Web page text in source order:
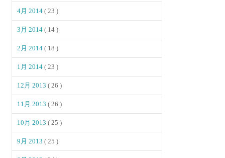
4月 2014( 23 )
3月 2014( 14 )
2月 2014( 18 )
1月 2014( 23 )
12月 2013( 26 )
11月 2013( 26 )
10月 2013( 25 )
9月 2013( 25 )